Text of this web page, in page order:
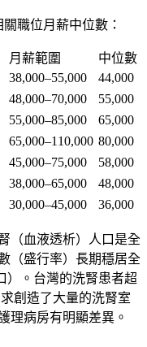
職位月薪中位數：
月薪範圍
中位數
38,000–55,000
44,000
48,000–70,000
55,000
55,000–85,000
65,000
65,000–110,000 80,000
45,000–75,000
58,000
38,000–65,000
48,000
30,000–45,000 36,000
（血液透析）人口是全
（盛行率）長期穩居全
）。台灣的洗腎患者超
創造了大量的洗腎室
理病房有明顯差異。